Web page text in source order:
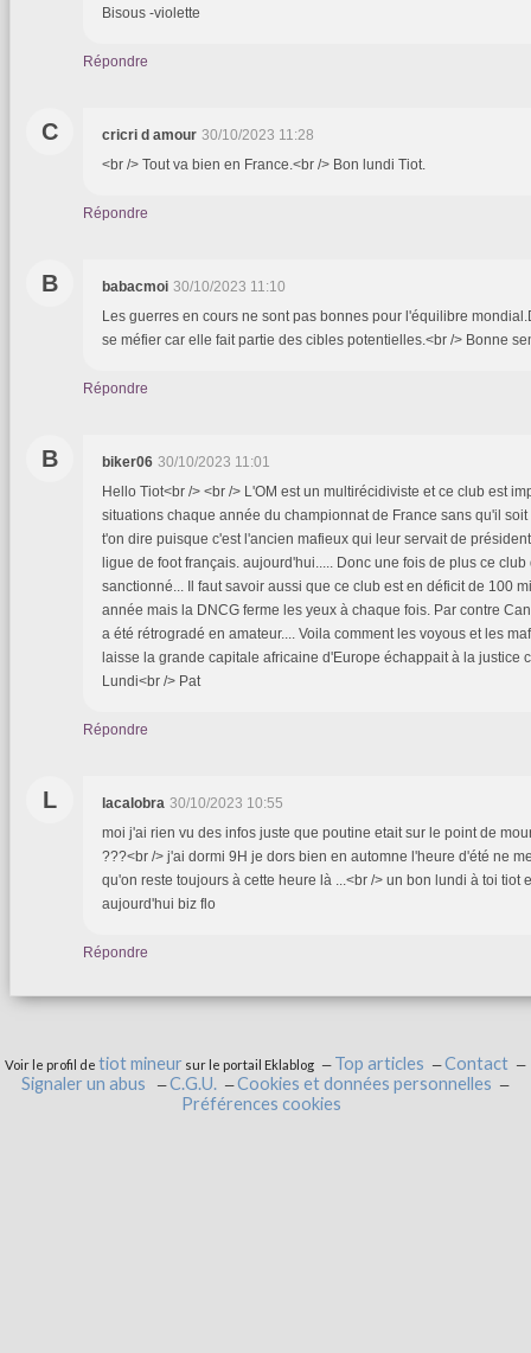
Bisous -violette
Répondre
C cricri d amour 30/10/2023 11:28
<br /> Tout va bien en France.<br /> Bon lundi Tiot.
Répondre
B babacmoi 30/10/2023 11:10
Les guerres en cours ne sont pas bonnes pour l'équilibre
se méfier car elle fait partie des cibles potentielles.<br /> Bonne
Répondre
B biker06 30/10/2023 11:01
Hello Tiot<br /> <br /> L'OM est un multirécidiviste et ce club est
situations chaque année du championnat de France sans qu'il
t'on dire puisque c'est l'ancien mafieux qui leur servait de
ligue de foot français. aujourd'hui..... Donc une fois de plus ce
sanctionné... Il faut savoir aussi que ce club est en déficit de 100
année mais la DNCG ferme les yeux à chaque fois. Par contre
a été rétrogradé en amateur.... Voila comment les voyous et les
laisse la grande capitale africaine d'Europe échappait à la justice
Lundi<br /> Pat
Répondre
L lacalobra 30/10/2023 10:55
moi j'ai rien vu des infos juste que poutine etait sur le point de
???<br /> j'ai dormi 9H je dors bien en automne l'heure d'été ne
qu'on reste toujours à cette heure là ...<br /> un bon lundi à toi tiot
aujourd'hui biz flo
Répondre
Voir le profil de tiot mineur sur le portail Eklablog Top articles
Contact
Signaler un abus
C.G.U.
Cookies et données personnelles
Préférences cookies